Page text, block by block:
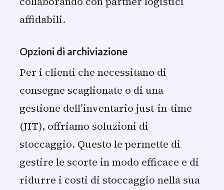
affidabili.
Opzioni di archiviazione
Per i clienti che necessitano di
consegne scaglionate o di una
gestione dell’inventario just-in-time
(JIT), offriamo soluzioni di
stoccaggio. Questo le permette di
gestire le scorte in modo efficace e di
ridurre i costi di stoccaggio nella sua